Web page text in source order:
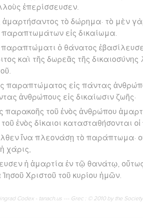
ἐπερίσσευσεν.
ἁμαρτήσαντος τὸ δώρημα· τὸ μὲν
εἰς δικαίωμα.
παραπτώματι ὁ θάνατος
καὶ τῆς δωρεᾶς τῆς
παραπτώματος εἰς πάντας
ἀνθρώπους εἰς δικαίωσιν ζωῆς·
παρακοῆς τοῦ ἑνὸς ἀνθρώπου
ἑνὸς δίκαιοι κατασταθήσονται οἱ
ἵνα πλεονάσῃ τὸ παράπτωμα·
χάρις,
ἡ ἁμαρτία ἐν τῷ θανάτῳ,
Ἰησοῦ Χριστοῦ τοῦ κυρίου ἡμῶν.
Codex - tanach.us --- Grec : © 2010 by the